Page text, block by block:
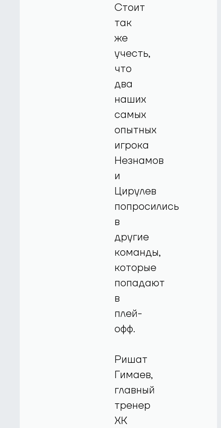
Стоит
так
же
учесть,
что
два
наших
самых
опытных
игрока
Незнамов
и
Цирулев
попросились
в
другие
команды,
которые
попадают
в
плей-
офф.
Ришат
Гимаев,
главный
тренер
ХК